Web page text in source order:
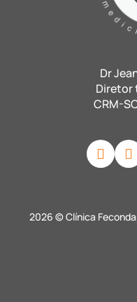
Dr
Diretor
CRM-
2026 © Clínica